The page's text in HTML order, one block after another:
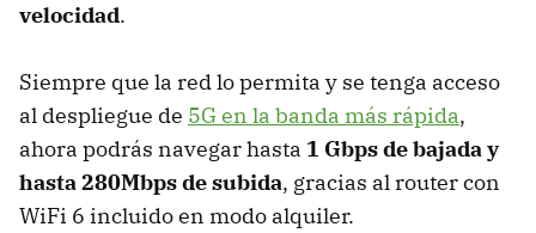
velocidad.
Siempre que la red lo permita y se tenga acceso
al despliegue de 5G en la banda más rápida,
ahora podrás navegar hasta 1 Gbps de bajada y
hasta 280Mbps de subida, gracias al router con
WiFi 6 incluido en modo alquiler.